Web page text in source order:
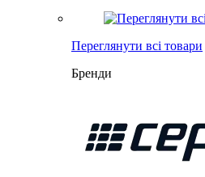
Переглянути всі товари
Бренди